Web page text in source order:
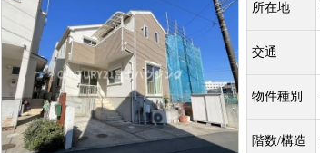
所在地
交通
物件種別
階数/構造